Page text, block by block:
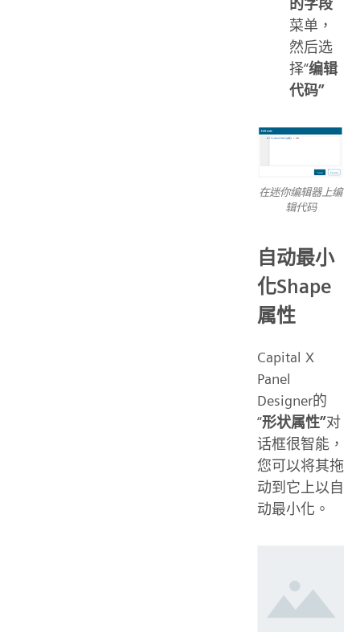
的字段
菜单，
然后选
择“编辑
代码”
在迷你编辑器上编
辑代码
自动最小
化Shape
属性
Capital X
Panel
Designer的
“形状属性”对
话框很智能，
您可以将其拖
动到它上以自
动最小化。